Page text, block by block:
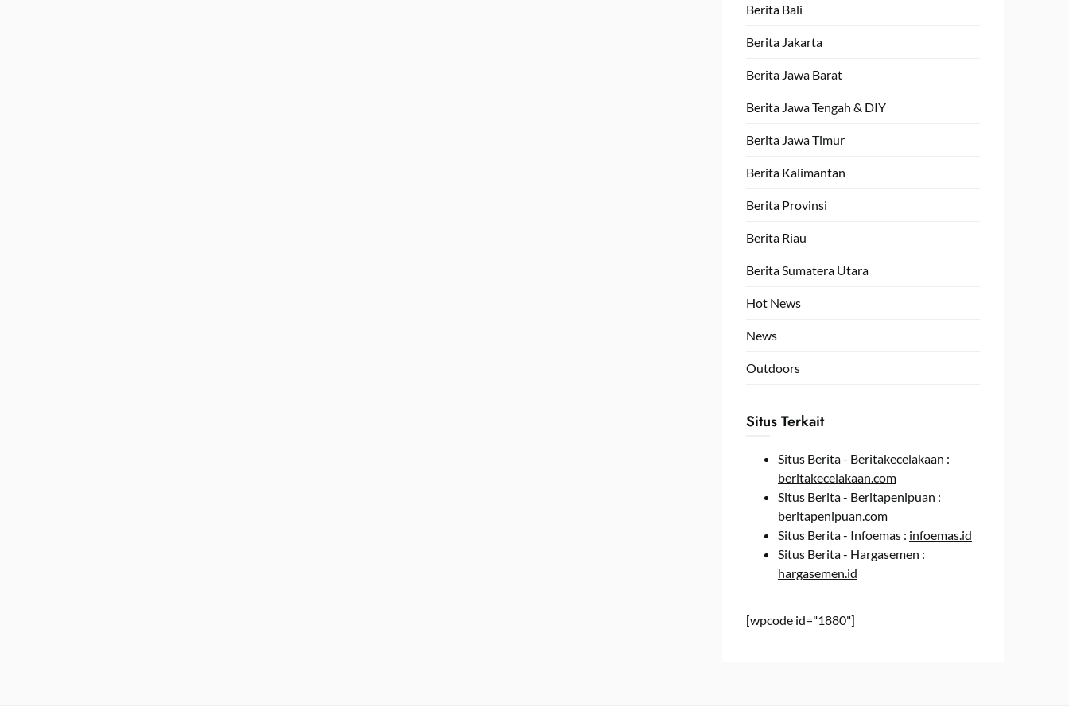
Berita Bali
Berita Jakarta
Berita Jawa Barat
Berita Jawa Tengah & DIY
Berita Jawa Timur
Berita Kalimantan
Berita Provinsi
Berita Riau
Berita Sumatera Utara
Hot News
News
Outdoors
Situs Terkait
Situs Berita - Beritakecelakaan :
beritakecelakaan.com
Situs Berita - Beritapenipuan :
beritapenipuan.com
Situs Berita - Infoemas : infoemas.id
Situs Berita - Hargasemen :
hargasemen.id
[wpcode id="1880"]